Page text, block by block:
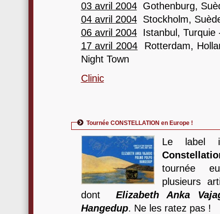
03 avril 2004Gothenburg,
04 avril 2004Stockholm,
06 avril 2004Istanbul, Turquie
17 avril 2004 Rotterdam,
Night Town
Clinic
Tournée CONSTELLATION en Europe !
Le label
tournée
plusieurs
dont Elizabeth Anka
Hangedup. Ne les ratez pas !